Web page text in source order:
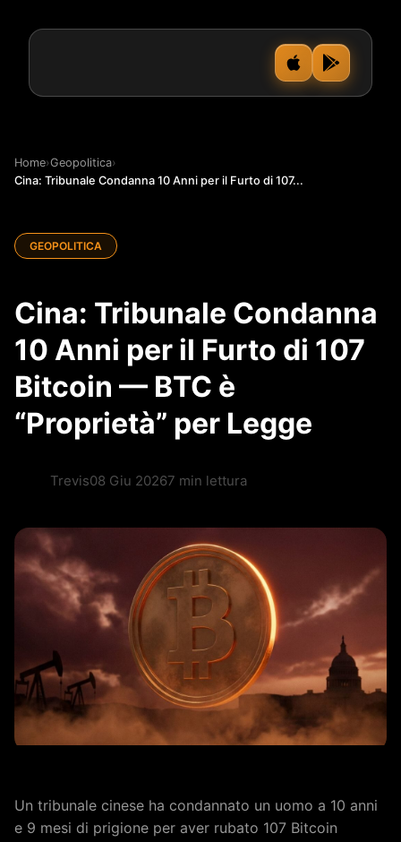
Home›Geopolitica›
Cina: Tribunale Condanna 10 Anni per il Furto di 107...
GEOPOLITICA
Cina: Tribunale Condanna
10 Anni per il Furto di 107
Bitcoin — BTC è
“Proprietà” per Legge
Trevis08 Giu 20267 min lettura
Un tribunale cinese ha condannato un uomo a 10 anni
e 9 mesi di prigione per aver rubato 107 Bitcoin